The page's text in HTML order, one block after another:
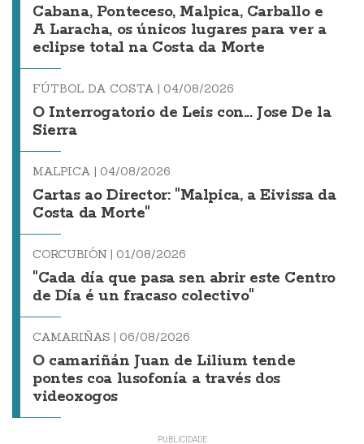
Cabana, Ponteceso, Malpica, Carballo e
A Laracha, os únicos lugares para ver a
eclipse total na Costa da Morte
FÚTBOL DA COSTA | 04/08/2026
O Interrogatorio de Leis con... Jose De la
Sierra
MALPICA | 04/08/2026
Cartas ao Director: "Malpica, a Eivissa da
Costa da Morte"
CORCUBIÓN | 01/08/2026
"Cada día que pasa sen abrir este Centro
de Día é un fracaso colectivo"
CAMARIÑAS | 06/08/2026
O camariñán Juan de Lilium tende
pontes coa lusofonía a través dos
videoxogos